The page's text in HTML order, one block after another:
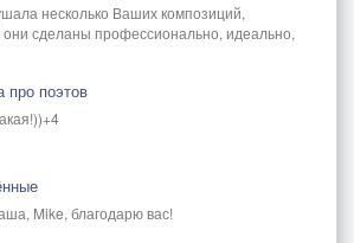
несколько Ваших композиций,
они сделаны профессионально, идеально,
про поэтов
Mike, благодарю вас!